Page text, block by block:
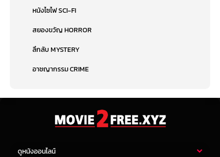
หนังไซไฟ SCI-FI
สยองขวัญ HORROR
ลึกลับ MYSTERY
อาชญากรรม CRIME
ดูหนังออนไลน์